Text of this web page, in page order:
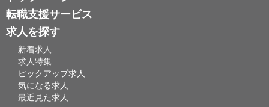
転職支援サービス
求人を探す
新着求人
求人特集
ピックアップ求人
気になる求人
最近見た求人